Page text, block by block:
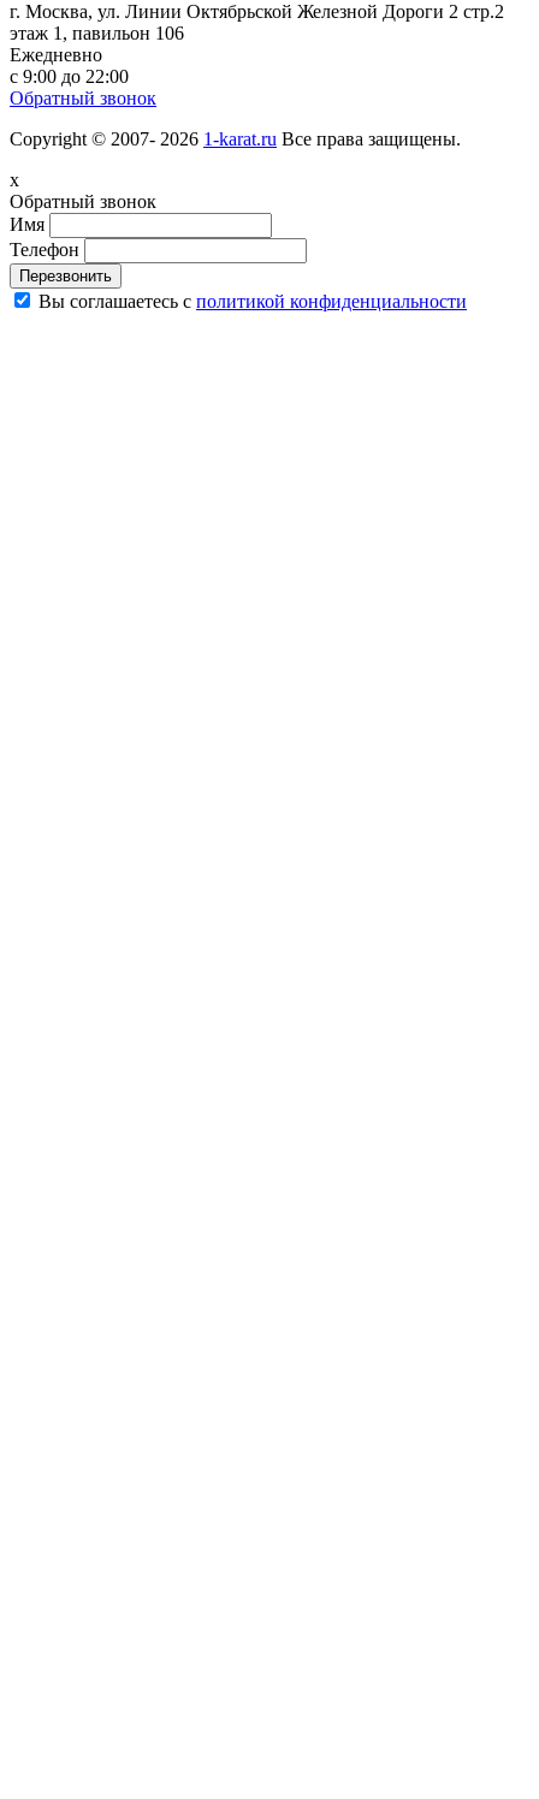
г. Москва, ул. Линии Октябрьской Железной Дороги 2 стр.2
этаж 1, павильон 106
Ежедневно
с 9:00 до 22:00
Обратный звонок
Copyright © 2007- 2026 1-karat.ru Все права защищены.
x
Обратный звонок
Имя
Телефон
Перезвонить
Вы соглашаетесь с политикой конфиденциальности